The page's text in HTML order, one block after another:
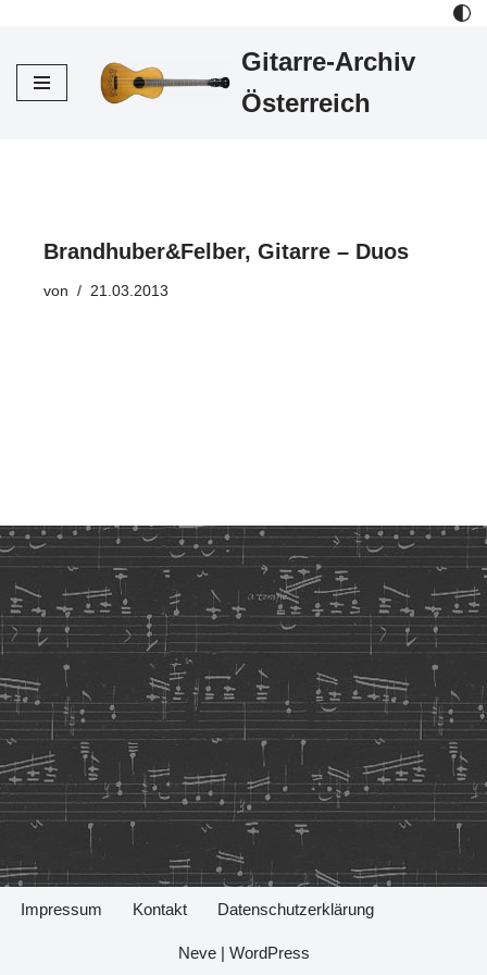
Inhalt
Gitarre-Archiv
Österreich
Brandhuber&Felber, Gitarre – Duos
von 21.03.2013
Impressum Kontakt Datenschutzerklärung
Neve| WordPress